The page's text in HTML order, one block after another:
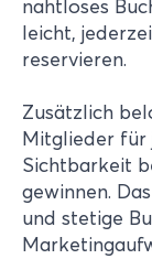
nahtloses
leicht,
reservieren.
Zusätzlich
Mitglieder für
Sichtbarkeit
gewinnen.
und stetige